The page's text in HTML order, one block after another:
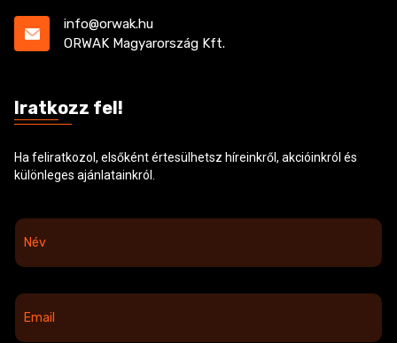
info@orwak.hu
ORWAK Magyarország Kft.
Iratkozz fel!
Ha feliratkozol, elsőként értesülhetsz híreinkről, akcióinkról és
különleges ajánlatainkról.
N
v
E
m
a